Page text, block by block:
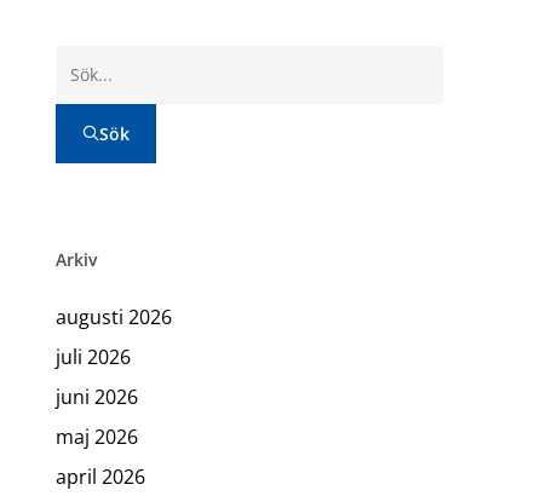
Sök
Arkiv
augusti 2026
juli 2026
juni 2026
maj 2026
april 2026